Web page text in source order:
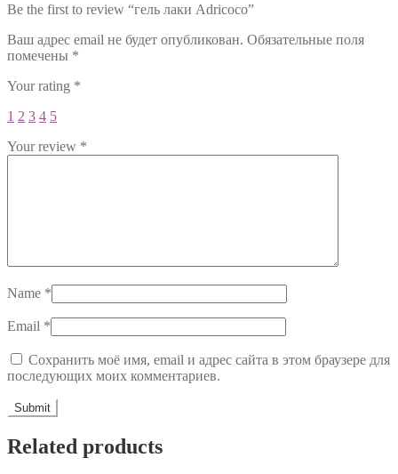
Be the first to review “гель лаки Adricoco”
Ваш адрес email не будет опубликован. Обязательные поля
помечены *
Your rating *
1 2 3 4 5
Your review *
Name *
Email *
Сохранить моё имя, email и адрес сайта в этом браузере для
последующих моих комментариев.
Related products